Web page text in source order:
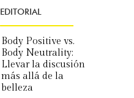
EDITORIAL
Body Positive vs.
Body Neutrality:
Llevar la discusión
más allá de la
belleza